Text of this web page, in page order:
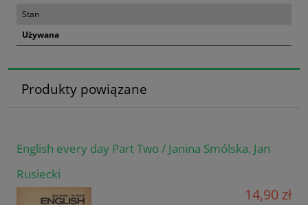
Stan
Używana
Produkty powiązane
English every day Part Two / Janina Smólska, Jan
Rusiecki
14,90 zł